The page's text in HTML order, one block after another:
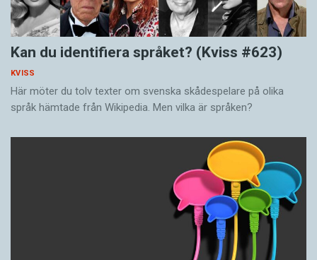
Kan du identifiera språket? (Kviss #623)
KVISS
Här möter du tolv texter om svenska skådespelare på olika
språk hämtade från Wikipedia. Men vilka är språken?